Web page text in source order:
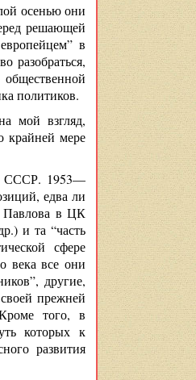
осенью они
решающей
в
разобраться,
политиков.
мой взгляд,
крайней мере
в СССР. 1953—
едва ли
Павлова в ЦК
и та “часть
сфере
века все они
другие,
прежней
того, в
которых к
развития